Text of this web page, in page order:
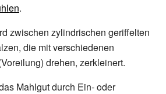
.
zwischen zylindrischen geriffelten
die mit verschiedenen
drehen, zerkleinert.
Mahlgut durch Ein- oder